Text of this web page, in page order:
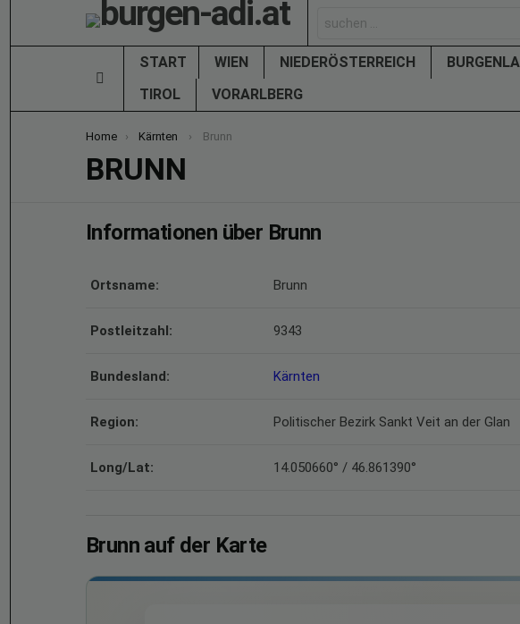
for:
START WIEN NIEDERÖSTERREICH
TIROL
VORARLBERG
You are here:
Home Kärnten Brunn
BRUNN
Informationen über Brunn
Ortsname: Brunn
Postleitzahl: 9343
Bundesland: Kärnten
Region: Politischer Bezirk Sankt Veit an der Glan
Long/Lat: 14.050660° / 46.861390°
Brunn auf der Karte